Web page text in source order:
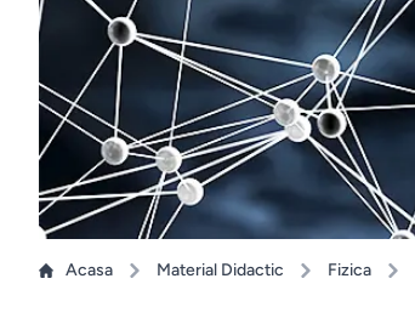
Acasa Material Didactic Fizica